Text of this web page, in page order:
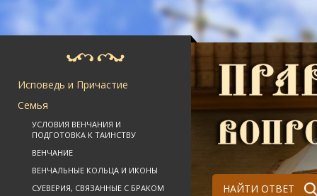
Исповедь и Причастие
Семья
УСЛОВИЯ ВЕНЧАНИЯ И
ПОДГОТОВКА К ТАИНСТВУ
ВЕНЧАНИЕ
ВЕНЧАЛЬНЫЕ КОЛЬЦА И ИКОНЫ
СУЕВЕРИЯ, СВЯЗАННЫЕ С БРАКОМ
НАЙТИ ОТВЕТ